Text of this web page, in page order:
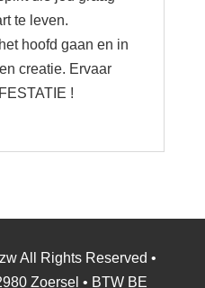
te leven.
hoofd gaan en in
creatie. Ervaar
!
All Rights Reserved •
Zoersel • BTW BE